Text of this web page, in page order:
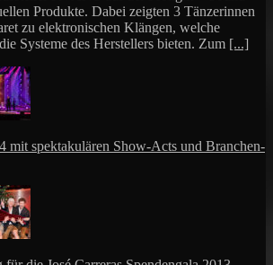
Produkte. Dabei zeigten 3 Tänzerinnen
zu elektronischen Klängen, welche
Systeme des Herstellers bieten. Zum [...]
mit spektakulären Show-Acts und Branchen-